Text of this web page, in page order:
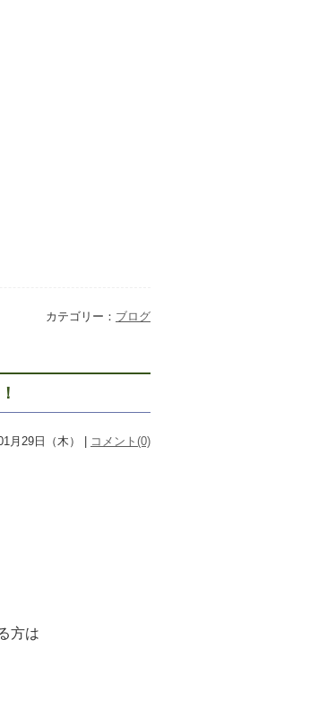
カテゴリー： ブログ
月29日（木） | コメント(0)
方は